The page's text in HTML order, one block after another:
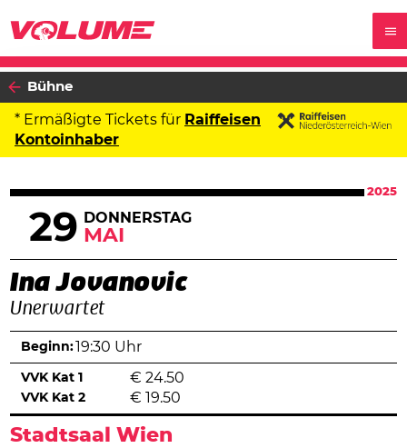
Bühne
* Ermäßigte Tickets für Raiffeisen
Kontoinhaber
2025
29 DONNERSTAG
MAI
Ina Jovanovic
Unerwartet
Stadtsaal Wien
Beginn: 19:30 Uhr
VVK Kat 1 € 24.50
VVK Kat 2 € 19.50